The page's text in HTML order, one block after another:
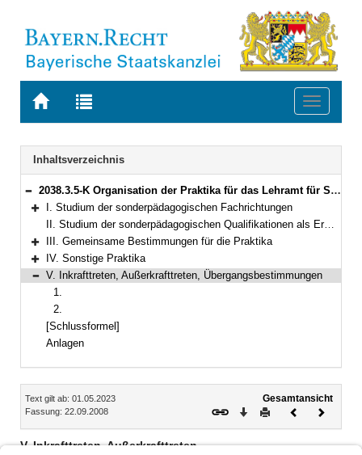
Zur
BAYERN.RECHT
Zur
letzten
Suche
Toggle
Navigation
Inhaltsverzeichnis
Bereich reduzieren
2038.3.5-K Organisation der Praktika für das Lehramt für Sonderpädagogik und für das Studium einer sonderpädagogischen Qualifikation im Rahmen der Lehramtsprüfungsordnung I Bekanntmachung des Bayerischen Staatsministeriums für Unterricht und Kultus vom 22. September 2008, Az. III.8-5 S 4020-PRA.81 558 (KWMBl. S. 373)
Bereich erweitern
I. Studium der sonderpädagogischen Fachrichtungen
II. Studium der sonderpädagogischen Qualifikationen als Erweiterung für ein Lehramt an öffentlichen Schulen
Bereich erweitern
III. Gemeinsame Bestimmungen für die Praktika
Bereich erweitern
IV. Sonstige Praktika
Bereich reduzieren
V. Inkrafttreten, Außerkrafttreten, Übergangsbestimmungen
1.
2.
[Schlussformel]
Anlagen
Inhalt
Text gilt ab: 01.05.2023
Fassung: 22.09.2008
Gesamtansicht
Download
DruckenVorheriges
V. Inkrafttreten, Außerkrafttreten,